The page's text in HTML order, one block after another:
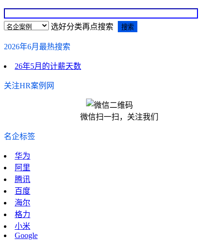
选好分类再点搜索
2026年6月最热搜索
26年5月的计薪天数
关注HR案例网
微信扫一扫，关注我们
名企标签
华为
阿里
腾讯
百度
海尔
格力
小米
Google